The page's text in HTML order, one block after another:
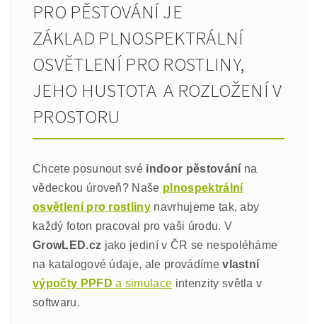
PRO PĚSTOVÁNÍ JE
ZÁKLAD PLNOSPEKTRÁLNÍ
OSVĚTLENÍ PRO ROSTLINY,
JEHO HUSTOTA A ROZLOŽENÍ V
PROSTORU
Chcete posunout své indoor pěstování na
vědeckou úroveň? Naše plnospektrální
osvětlení pro rostliny navrhujeme tak, aby
každý foton pracoval pro vaši úrodu. V
GrowLED.cz jako jediní v ČR se nespoléháme
na katalogové údaje, ale provádímevlastní
výpočty PPFD a simulace intenzity světla v
softwaru.